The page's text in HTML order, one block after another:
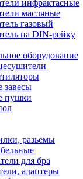
инфрактасные
масляные
газовый
на DIN-рейку
оборудование
завесы
пушки
разьемы
для бра
адаптеры